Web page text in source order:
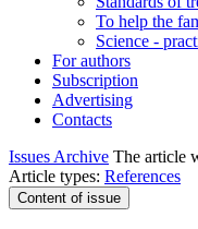
To help the
Science -
For authors
Subscription
Advertising
Contacts
Issues Archive The article
Article types: References
Content of issue